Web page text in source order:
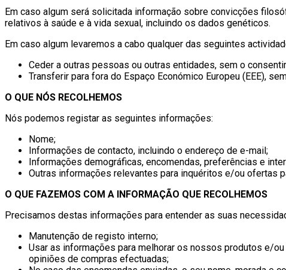
Em caso algum será solicitada informação sobre convicções
relativos à saúde e à vida sexual, incluindo os dados genéticos.
Em caso algum levaremos a cabo qualquer das seguintes
Ceder a outras pessoas ou outras entidades, sem o
Transferir para fora do Espaço Económico Europeu (EEE),
O QUE NÓS RECOLHEMOS
Nós podemos registar as seguintes informações:
Nome;
Informações de contacto, incluindo o endereço de e-mail;
Informações demográficas, encomendas, preferências e
Outras informações relevantes para inquéritos e/ou ofertas
O QUE FAZEMOS COM A INFORMAÇÃO QUE RECOLHEMOS
Precisamos destas informações para entender as suas
Manutenção de registo interno;
Usar as informações para melhorar os nossos produtos e/
opiniões de compras efectuadas;